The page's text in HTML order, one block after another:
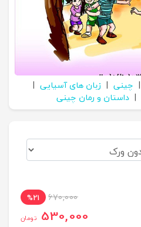
| چینی | زبان های آسیایی |
| داستان و رمان چینی
670,000
%21
530,000 تومان